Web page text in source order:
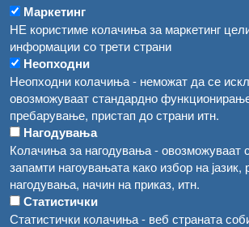
Маркетинг
НЕ користиме колачиња за маркетинг
информации со трети страни
Неопходни
Неопходни колачиња - неможат да се
овозможуваат стандардно
пребарување, пристап до страни итн.
Нагодувања
Колачиња за нагодувања - овозможуваат
запамти нагоувањата како избор на јазик,
нагодувања, начин на приказ, итн.
Статистички
Статистички колачиња - веб страната
Во Гостивар спроведени 70 вонредни контроли
Забраната за водата во Гостивар останува на сила, операторите да користат само технички безбедна вода
Огласи